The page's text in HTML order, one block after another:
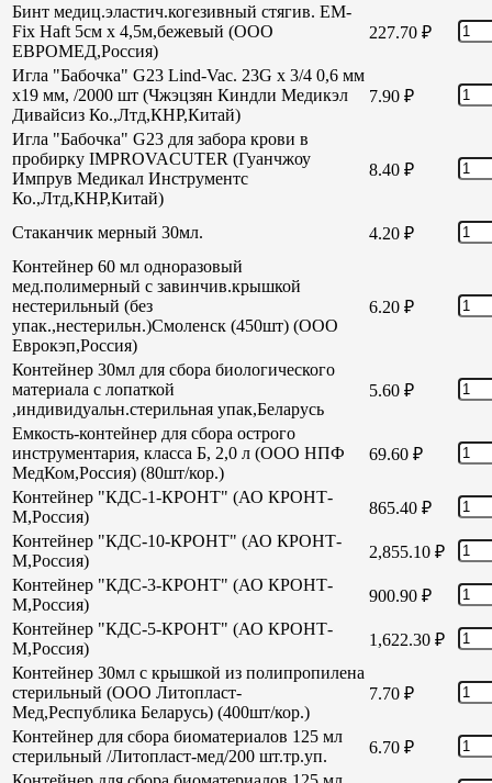
Бинт медиц.эластич.когезивный стягив. EM-
Fix Haft 5см х 4,5м,бежевый (ООО
ЕВРОМЕД,Россия)
227.70 ₽
Игла "Бабочка" G23 Lind-Vac. 23G х 3/4 0,6 мм
х19 мм, /2000 шт (Чжэцзян Киндли Медикэл
Дивайсиз Ко.,Лтд,КНР,Китай)
7.90 ₽
Игла "Бабочка" G23 для забора крови в
пробирку IMPROVACUTER (Гуанчжоу
Импрув Медикал Инструментс
Ко.,Лтд,КНР,Китай)
8.40 ₽
Стаканчик мерный 30мл. 4.20 ₽
Контейнер 60 мл одноразовый
мед.полимерный с завинчив.крышкой
нестерильный (без
упак.,нестерильн.)Смоленск (450шт) (ООО
Еврокэп,Россия)
6.20 ₽
Контейнер 30мл для сбора биологического
материала с лопаткой
,индивидуальн.стерильная упак,Беларусь
5.60 ₽
Емкость-контейнер для сбора острого
инструментария, класса Б, 2,0 л (ООО НПФ
МедКом,Россия) (80шт/кор.)
69.60 ₽
Контейнер "КДС-1-КРОНТ" (АО КРОНТ-
М,Россия)
865.40 ₽
Контейнер "КДС-10-КРОНТ" (АО КРОНТ-
М,Россия)
2,855.10 ₽
Контейнер "КДС-3-КРОНТ" (АО КРОНТ-
М,Россия)
900.90 ₽
Контейнер "КДС-5-КРОНТ" (АО КРОНТ-
М,Россия)
1,622.30 ₽
Контейнер 30мл с крышкой из полипропилена
стерильный (ООО Литопласт-
Мед,Республика Беларусь) (400шт/кор.)
7.70 ₽
Контейнер для сбора биоматериалов 125 мл
стерильный /Литопласт-мед/200 шт.тр.уп.
6.70 ₽